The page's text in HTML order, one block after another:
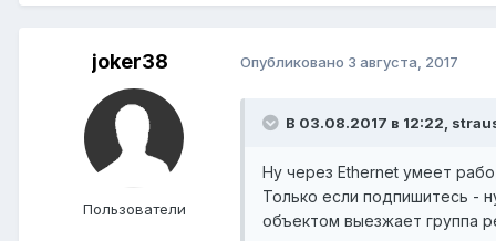
joker38
Пользователи
Опубликовано 3 августа, 2017
В 03.08.2017 в 12:22,
Ну через Ethernet умеет
Только если подпишитесь -
объектом выезжает группа